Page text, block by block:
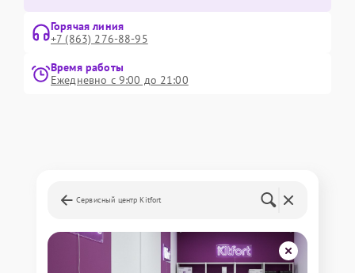
Горячая линия
+7 (863) 276-88-95
Время работы
Ежедневно с 9:00 до 21:00
Сервисный центр Kitfort